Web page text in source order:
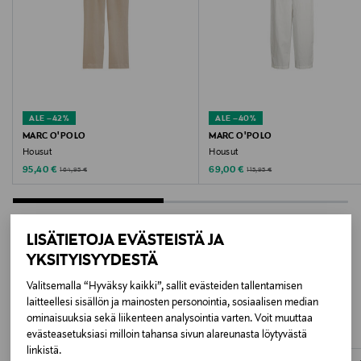
LISÄTIETOJA EVÄSTEISTÄ JA
YKSITYISYYDESTÄ
Valitsemalla “Hyväksy kaikki”, sallit evästeiden tallentamisen
laitteellesi sisällön ja mainosten personointia, sosiaalisen median
ominaisuuksia sekä liikenteen analysointia varten. Voit muuttaa
evästeasetuksiasi milloin tahansa sivun alareunasta löytyvästä
linkistä.
Väri
WHITE
Valmistusmaa
Valmistajan tuotenumero
127405
Valmistaja
Brands of Scandinavia A/S
ALE –42%
MARC O'POLO
Housut
Discounted Price
95,40 € Original Price
164,95 €
ALE –40%
MARC O'POLO
Housut
Discounted Price
69,00 € Original Price
115,95 €
LISÄÄ KIINNOSTAVIA
TUOTTEITA